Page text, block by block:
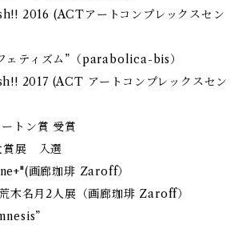
(ACTアートコンプレックスセン
ェティズム”（parabolica-bis）
2017 (ACT アートコンプレックスセン
トン賞 受賞
賞展 入選
画廊珈琲 Zaroff）
木名月2人展（画廊珈琲 Zaroff）